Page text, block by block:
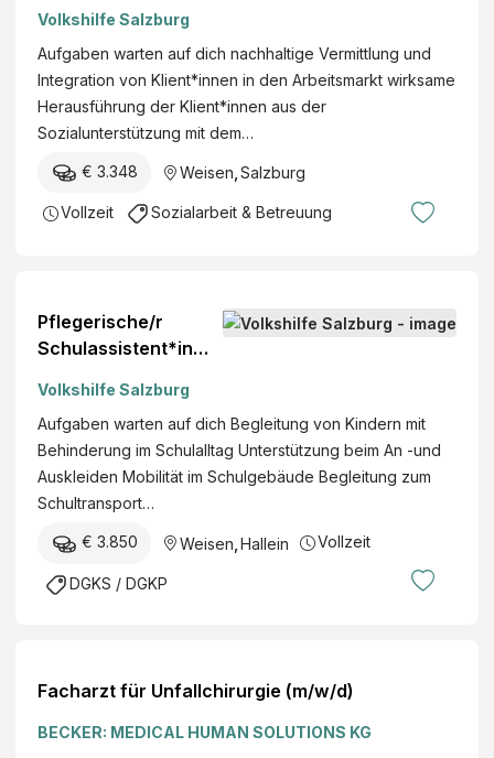
ab sofort
Volkshilfe Salzburg
Aufgaben warten auf dich nachhaltige Vermittlung und
Integration von Klient*innen in den Arbeitsmarkt wirksame
Herausführung der Klient*innen aus der
Sozialunterstützung mit dem…
€ 3.348 Weisen Salzburg
Vollzeit Sozialarbeit & Betreuung
Pflegerische/r
Schulassistent*in
Volkshilfe Salzburg
Aufgaben warten auf dich Begleitung von Kindern mit
Behinderung im Schulalltag Unterstützung beim An -und
Auskleiden Mobilität im Schulgebäude Begleitung zum
Schultransport…
€ 3.850 Weisen Hallein Vollzeit
DGKS / DGKP
Facharzt für Unfallchirurgie (m/w/d)
BECKER: MEDICAL HUMAN SOLUTIONS KG